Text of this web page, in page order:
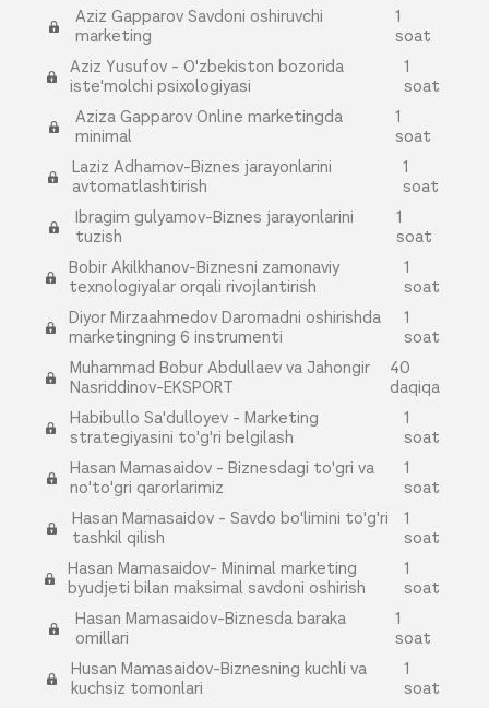
Aziz Gapparov Savdoni oshiruvchi
marketing
1
soat
Aziz Yusufov - O'zbekiston bozorida
iste'molchi psixologiyasi
1
soat
Aziza Gapparov Online marketingda
minimal
1
soat
Laziz Adhamov-Biznes jarayonlarini
avtomatlashtirish
1
soat
Ibragim gulyamov-Biznes jarayonlarini
tuzish
1
soat
Bobir Akilkhanov-Biznesni zamonaviy
texnologiyalar orqali rivojlantirish
1
soat
Diyor Mirzaahmedov Daromadni oshirishda
marketingning 6 instrumenti
1
soat
Muhammad Bobur Abdullaev va Jahongir
Nasriddinov-EKSPORT
40
daqiqa
Habibullo Sa'dulloyev - Marketing
strategiyasini to'g'ri belgilash
1
soat
Hasan Mamasaidov - Biznesdagi to'gri va
no'to'gri qarorlarimiz
1
soat
Hasan Mamasaidov - Savdo bo'limini to'g'ri
tashkil qilish
1
soat
Hasan Mamasaidov- Minimal marketing
byudjeti bilan maksimal savdoni oshirish
1
soat
Hasan Mamasaidov-Biznesda baraka
omillari
1
soat
Husan Mamasaidov-Biznesning kuchli va
kuchsiz tomonlari
1
soat